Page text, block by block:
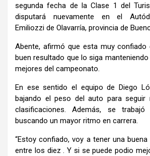
segunda fecha de la Clase 1 del
disputará nuevamente en el
Emiliozzi de Olavarría, provincia de
Abente, afirmó que esta muy
buen resultado que lo siga
mejores del campeonato.
En ese sentido el equipo de Diego
bajando el peso del auto para seguir
clasificaciones. Además, se
buscando un mayor ritmo en carrera.
“Estoy confiado, voy a tener una
entre los diez . Y si se puede podio